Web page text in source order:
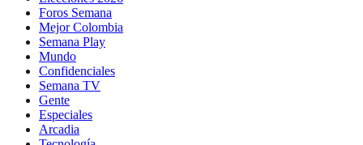
Foros Semana
Mejor Colombia
Semana Play
Mundo
Confidenciales
Semana TV
Gente
Especiales
Arcadia